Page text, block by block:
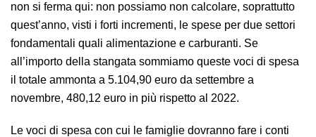
non si ferma qui: non possiamo non calcolare, soprattutto
quest’anno, visti i forti incrementi, le spese per due settori
fondamentali quali alimentazione e carburanti. Se
all’importo della stangata sommiamo queste voci di spesa
il totale ammonta a 5.104,90 euro da settembre a
novembre, 480,12 euro in più rispetto al 2022.
Le voci di spesa con cui le famiglie dovranno fare i conti